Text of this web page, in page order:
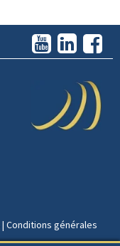
| Conditions générales